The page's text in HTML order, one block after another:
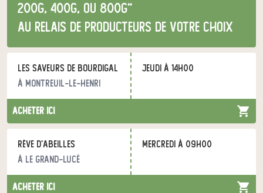
200g, 400g, ou 800g"
au relais de producteurs de votre choix
Les Saveurs de Bourdigal
à Montreuil-le-Henri
jeudi à 14h00
acheter ici
Rêve d'Abeilles
à Le Grand-Lucé
mercredi à 09h00
acheter ici